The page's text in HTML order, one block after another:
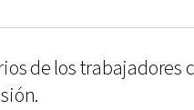
de los trabajadores